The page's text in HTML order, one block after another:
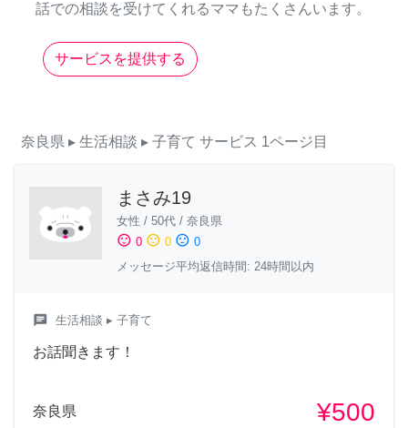
話での相談を受けてくれるママもたくさんいます。
サービスを提供する
奈良県 ▸ 生活相談 ▸ 子育て サービス 1ページ目
まさみ19
女性 / 50代 / 奈良県
sentiment_satisfied 0 sentiment_neutral 0 sentiment_dissatisfied 0
メッセージ平均返信時間: 24時間以内
chat 生活相談 ▸ 子育て
お話聞きます！
奈良県 ¥500